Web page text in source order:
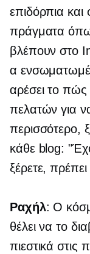
επιδόρπια και
πράγματα
βλέπουν στο
α
αρέσει το πώς
πελατών για
περισσότερο,
κάθε blog:
ξέρετε,
Ραχήλ: Ο
θέλει να το
πιεστικά στις